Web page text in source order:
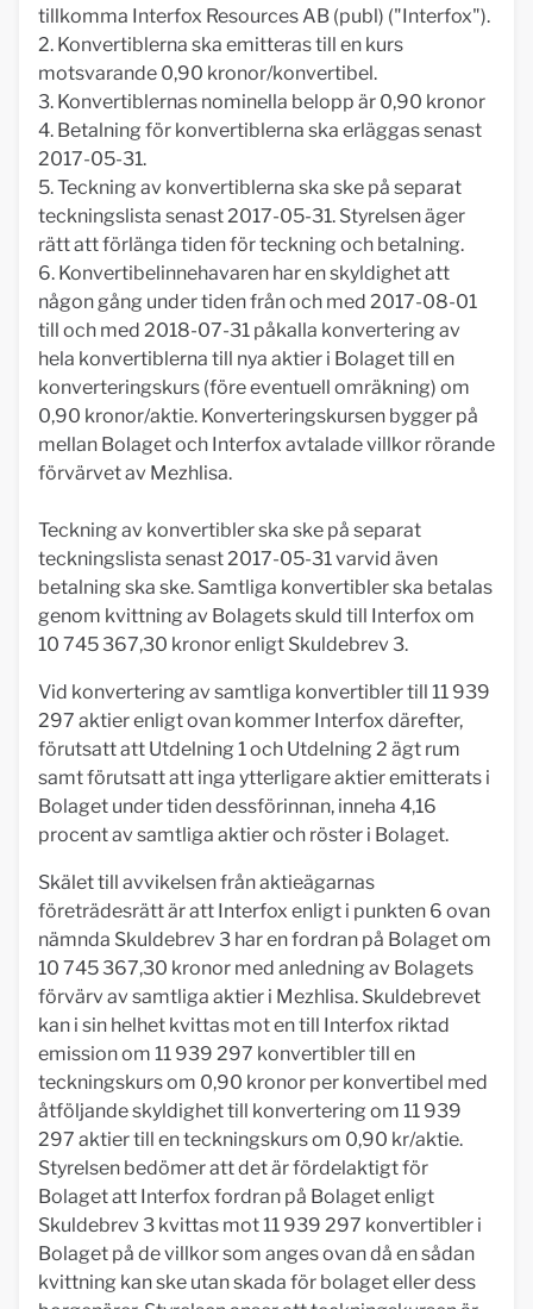
tillkomma Interfox Resources AB (publ) ("Interfox").
2. Konvertiblerna ska emitteras till en kurs
motsvarande 0,90 kronor/konvertibel.
3. Konvertiblernas nominella belopp är 0,90 kronor
4. Betalning för konvertiblerna ska erläggas senast
2017-05-31.
5. Teckning av konvertiblerna ska ske på separat
teckningslista senast 2017-05-31. Styrelsen äger
rätt att förlänga tiden för teckning och betalning.
6. Konvertibelinnehavaren har en skyldighet att
någon gång under tiden från och med 2017-08-01
till och med 2018-07-31 påkalla konvertering av
hela konvertiblerna till nya aktier i Bolaget till en
konverteringskurs (före eventuell omräkning) om
0,90 kronor/aktie. Konverteringskursen bygger på
mellan Bolaget och Interfox avtalade villkor rörande
förvärvet av Mezhlisa.
Teckning av konvertibler ska ske på separat
teckningslista senast 2017-05-31 varvid även
betalning ska ske. Samtliga konvertibler ska betalas
genom kvittning av Bolagets skuld till Interfox om
10 745 367,30 kronor enligt Skuldebrev 3.
Vid konvertering av samtliga konvertibler till 11 939
297 aktier enligt ovan kommer Interfox därefter,
förutsatt att Utdelning 1 och Utdelning 2 ägt rum
samt förutsatt att inga ytterligare aktier emitterats i
Bolaget under tiden dessförinnan, inneha 4,16
procent av samtliga aktier och röster i Bolaget.
Skälet till avvikelsen från aktieägarnas
företrädesrätt är att Interfox enligt i punkten 6 ovan
nämnda Skuldebrev 3 har en fordran på Bolaget om
10 745 367,30 kronor med anledning av Bolagets
förvärv av samtliga aktier i Mezhlisa. Skuldebrevet
kan i sin helhet kvittas mot en till Interfox riktad
emission om 11 939 297 konvertibler till en
teckningskurs om 0,90 kronor per konvertibel med
åtföljande skyldighet till konvertering om 11 939
297 aktier till en teckningskurs om 0,90 kr/aktie.
Styrelsen bedömer att det är fördelaktigt för
Bolaget att Interfox fordran på Bolaget enligt
Skuldebrev 3 kvittas mot 11 939 297 konvertibler i
Bolaget på de villkor som anges ovan då en sådan
kvittning kan ske utan skada för bolaget eller dess